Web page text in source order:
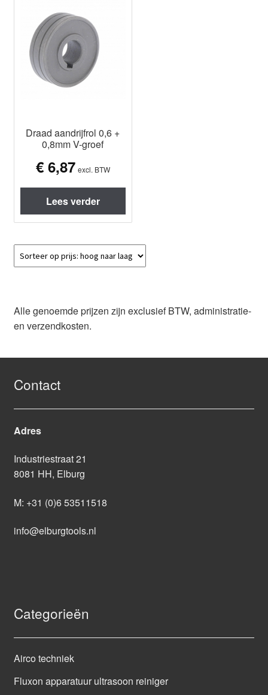
Draad aandrijfrol 0,6 +
0,8mm V-groef
€6,87 excl. BTW
Lees verder
Alle genoemde prijzen zijn exclusief BTW, administratie-
en verzendkosten.
Contact
Adres
Industriestraat 21
8081 HH, Elburg
M: +31 (0)6 53511518
info@elburgtools.nl
Categorieën
Airco techniek
Fluxon apparatuur ultrasoon reiniger